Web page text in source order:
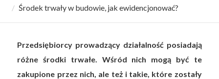
Środek trwały w budowie, jak ewidencjonować?
Przedsiębiorcy prowadzący działalność posiadają
różne środki trwałe. Wśród nich mogą być te
zakupione przez nich, ale też i takie, które zostały